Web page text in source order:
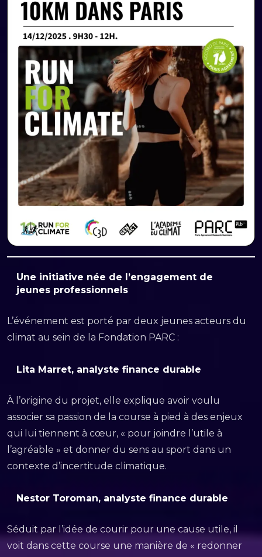
Une initiative née de l’engagement de
jeunes professionnels
L’événement est porté par deux jeunes acteurs du
climat au sein de la Fondation PARC :
Lita Marret, analyste finance durable
À l’origine du projet, elle explique avoir voulu
associer sa passion de la course à pied à des enjeux
qui lui tiennent à cœur, « pour joindre l’utile à
l’agréable » et donner du sens au sport dans un
contexte d’incertitude climatique.
Nestor Toroman, analyste finance durable
Séduit par l’idée de courir pour une cause utile, il
voit dans cette course une manière de « redonner